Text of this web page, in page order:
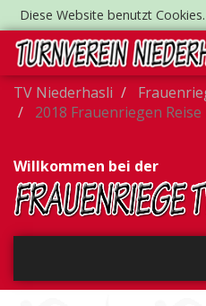
Diese Website benutzt Cookies.
TV Niederhasli
2018 Frauenriegen
Willkommen bei der